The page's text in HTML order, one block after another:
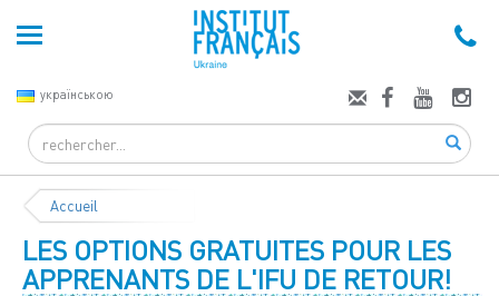
українською
Search
Accueil
LES OPTIONS GRATUITES POUR LES
APPRENANTS DE L'IFU DE RETOUR!